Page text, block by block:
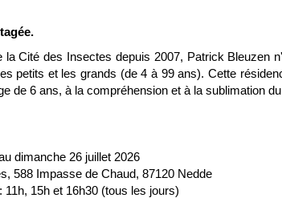
la Cité des Insectes depuis 2007, Patrick Bleuzen
petits et les grands (de 4 à 99 ans). Cette
de 6 ans, à la compréhension et à la sublimation
dimanche 26 juillet 2026
588 Impasse de Chaud, 87120 Nedde
15h et 16h30 (tous les jours)